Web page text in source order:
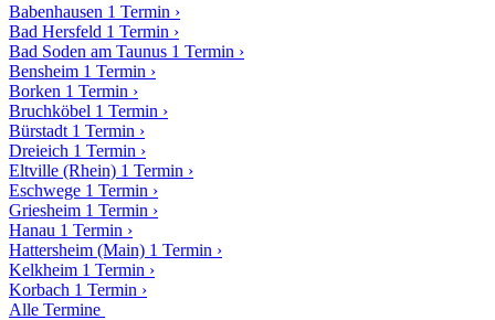
Babenhausen 1 Termin ›
Bad Hersfeld 1 Termin ›
Bad Soden am Taunus 1 Termin ›
Bensheim 1 Termin ›
Borken 1 Termin ›
Bruchköbel 1 Termin ›
Bürstadt 1 Termin ›
Dreieich 1 Termin ›
Eltville (Rhein) 1 Termin ›
Eschwege 1 Termin ›
Griesheim 1 Termin ›
Hanau 1 Termin ›
Hattersheim (Main) 1 Termin ›
Kelkheim 1 Termin ›
Korbach 1 Termin ›
Alle Termine